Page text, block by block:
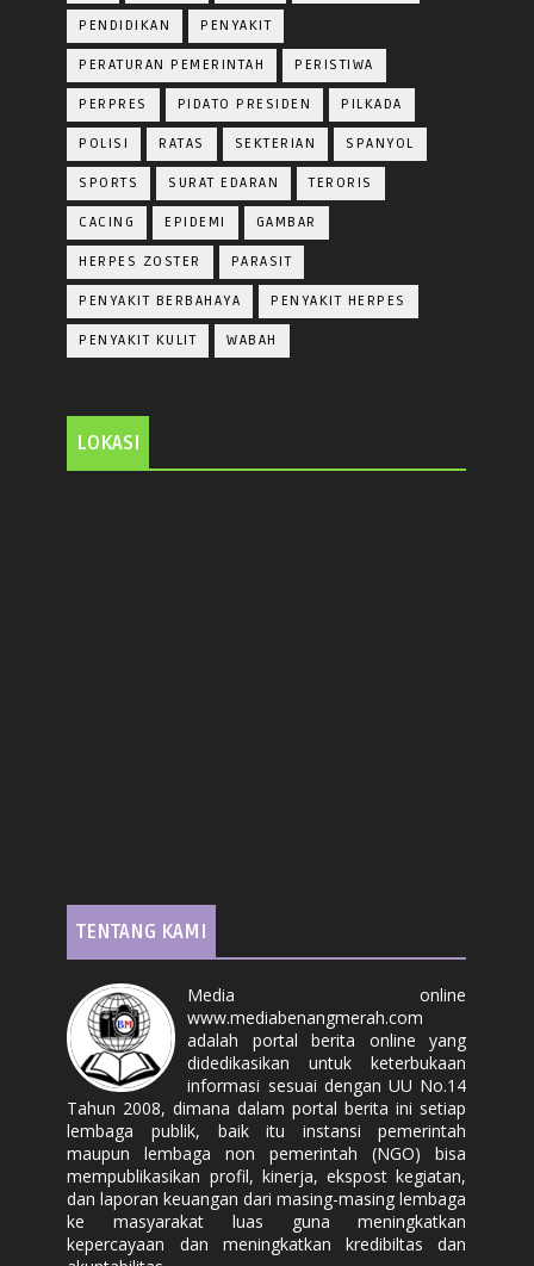
PENDIDIKAN PENYAKIT
PERATURAN PEMERINTAH PERISTIWA
PERPRES PIDATO PRESIDEN PILKADA
POLISI RATAS SEKTERIAN SPANYOL
SPORTS SURAT EDARAN TERORIS
CACING EPIDEMI GAMBAR
HERPES ZOSTER PARASIT
PENYAKIT BERBAHAYA PENYAKIT HERPES
PENYAKIT KULIT WABAH
LOKASI
TENTANG KAMI
Media online
www.mediabenangmerah.com
adalah portal berita online yang
didedikasikan untuk keterbukaan
informasi sesuai dengan UU No.14
Tahun 2008, dimana dalam portal berita ini setiap
lembaga publik, baik itu instansi pemerintah
maupun lembaga non pemerintah (NGO) bisa
mempublikasikan profil, kinerja, ekspost kegiatan,
dan laporan keuangan dari masing-masing lembaga
ke masyarakat luas guna meningkatkan
kepercayaan dan meningkatkan kredibiltas dan